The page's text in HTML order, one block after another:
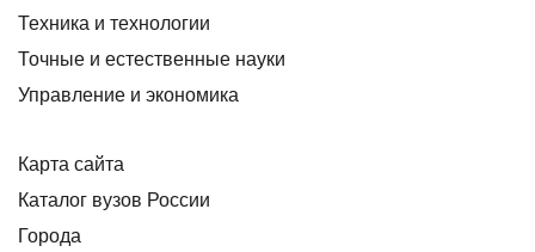
Техника и технологии
Точные и естественные науки
Управление и экономика
Карта сайта
Каталог вузов России
Города